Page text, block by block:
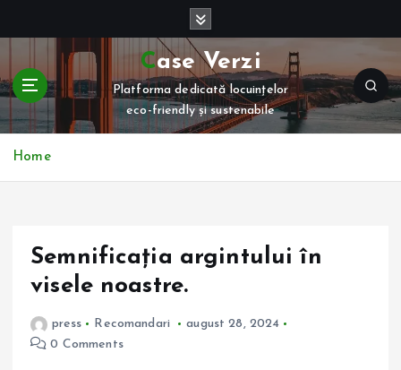
t
c
Case Verzi
Platforma dedicată locuințelor
eco-friendly și sustenabile
Home
Semnificația argintului în
visele noastre.
press Recomandari
august 28, 2024
0 Comments